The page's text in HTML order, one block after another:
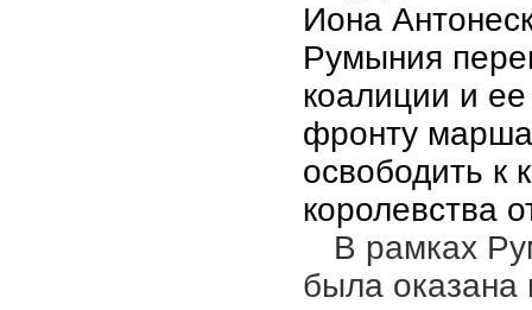
Иона
Румыния
коалиции и
фронту
освободить к
королевства
В рамках
была оказана